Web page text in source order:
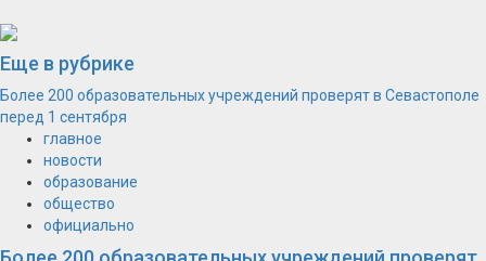
Еще в рубрике
Более 200 образовательных учреждений проверят в Севастополе
перед 1 сентября
главное
новости
образование
общество
официально